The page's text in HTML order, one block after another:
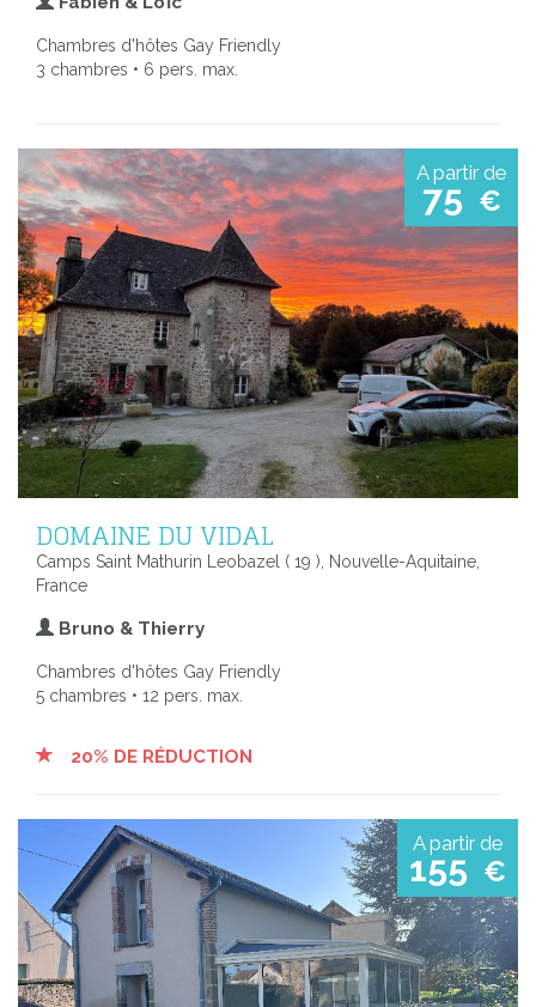
Chambres d'hôtes Gay Friendly
3 chambres • 6 pers. max.
A partir de
75 €
DOMAINE DU VIDAL
Camps Saint Mathurin Leobazel ( 19 ), Nouvelle-Aquitaine,
France
Bruno & Thierry
Chambres d'hôtes Gay Friendly
5 chambres • 12 pers. max.
20% DE RÉDUCTION
A partir de
155 €